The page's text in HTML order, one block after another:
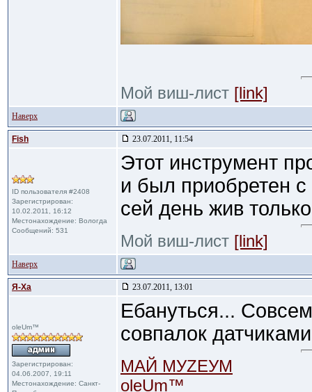
Мой виш-лист [link]
Наверх
Fish 23.07.2011, 11:54
ID пользователя #2408
Зарегистрирован:
10.02.2011, 16:12
Местонахождение: Вологда
Сообщений: 531
Этот инструмент
и был приобретен
сей день жив
Мой виш-лист [link]
Наверх
Я-Ха 23.07.2011, 13:01
oleUm™
Зарегистрирован:
04.06.2007, 19:11
Местонахождение: Санкт-
Ебануться...
совпалок
МАЙ МУZЕУМ
oleUm™